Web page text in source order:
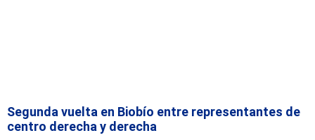
Segunda vuelta en Biobío entre representantes de
centro derecha y derecha